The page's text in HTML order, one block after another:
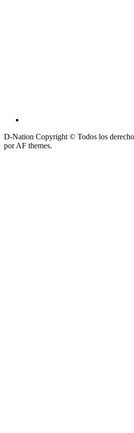
D-Nation Copyright © Todos los
por AF themes.